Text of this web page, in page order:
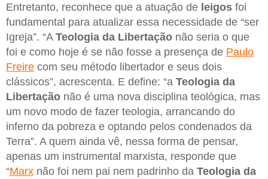
Entretanto, reconhece que a atuação de leigos foi
fundamental para atualizar essa necessidade de “ser
Igreja”. “A Teologia da Libertação não seria o que
foi e como hoje é se não fosse a presença de Paulo
Freire com seu método libertador e seus dois
clássicos”, acrescenta. E define: “a Teologia da
Libertação não é uma nova disciplina teológica, mas
um novo modo de fazer teologia, arrancando do
inferno da pobreza e optando pelos condenados da
Terra”. A quem ainda vê, nessa forma de pensar,
apenas um instrumental marxista, responde que
“Marx não foi nem pai nem padrinho da Teologia da